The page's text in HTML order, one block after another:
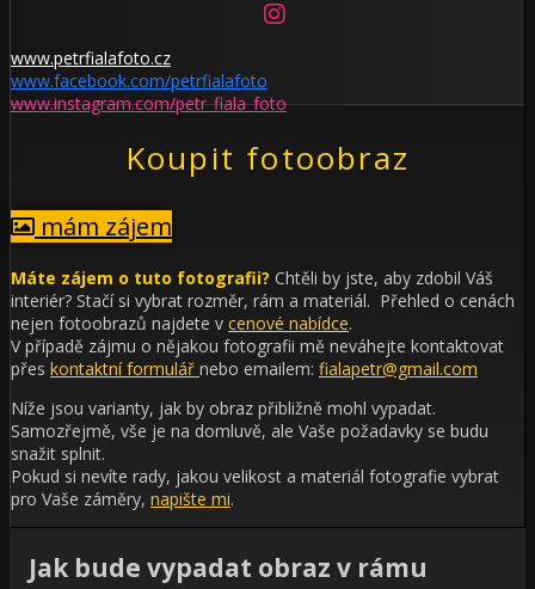
www.petrfialafoto.cz
www.facebook.com/petrfialafoto
www.instagram.com/petr_fiala_foto
Koupit fotoobraz
mám zájem
Máte zájem o tuto fotografii? Chtěli by jste, aby zdobil Váš
interiér? Stačí si vybrat rozměr, rám a materiál. Přehled o cenách
nejen fotoobrazů najdete v cenové nabídce.
V případě zájmu o nějakou fotografii mě neváhejte kontaktovat
přes kontaktní formulář nebo emailem: fialapetr@gmail.com
Níže jsou varianty, jak by obraz přibližně mohl vypadat.
Samozřejmě, vše je na domluvě, ale Vaše požadavky se budu
snažit splnit.
Pokud si nevíte rady, jakou velikost a materiál fotografie vybrat
pro Vaše záměry, napište mi.
Jak bude vypadat obraz v rámu